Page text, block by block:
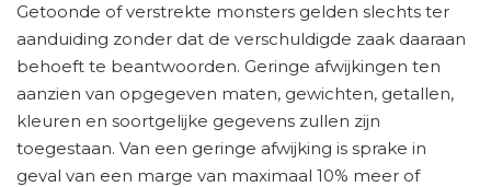
Getoonde of verstrekte monsters gelden slechts ter
aanduiding zonder dat de verschuldigde zaak daaraan
behoeft te beantwoorden. Geringe afwijkingen ten
aanzien van opgegeven maten, gewichten, getallen,
kleuren en soortgelijke gegevens zullen zijn
toegestaan. Van een geringe afwijking is sprake in
geval van een marge van maximaal 10% meer of